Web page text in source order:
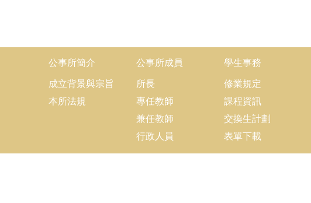
公事所簡介
成立背景與宗旨
本所法規
公事所成員
所長
專任教師
兼任教師
行政人員
學生事務
修業規定
課程資訊
交換生計劃
表單下載